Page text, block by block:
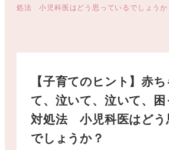
処法 小児科医はどう思っているでしょうか
【子育てのヒント】赤
て、泣いて、泣いて、
対処法 小児科医はどう
でしょうか？